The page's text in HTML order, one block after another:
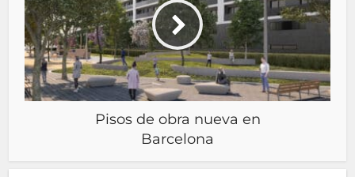
Pisos de obra nueva en
Barcelona